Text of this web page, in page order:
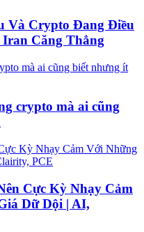
Và Crypto Đang Điều
Căng Thẳng
crypto mà ai cũng
Cực Kỳ Nhạy Cảm
Dữ Dội | AI,